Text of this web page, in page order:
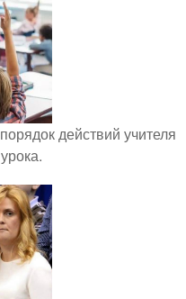
действий учителя